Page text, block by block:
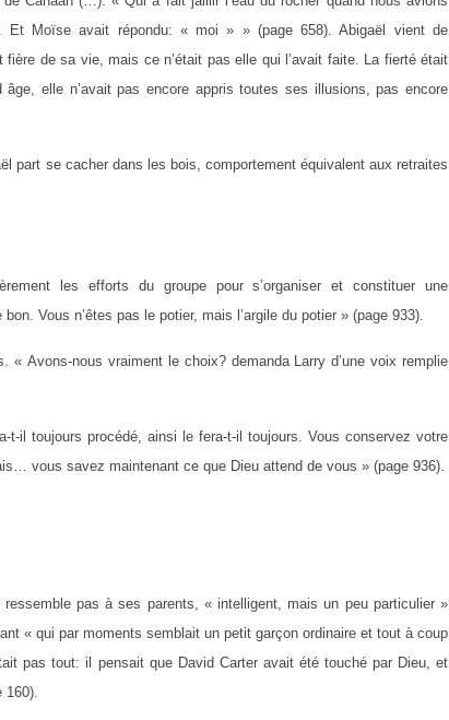
Et Moïse avait répondu: « moi » » (page 658). Abigaël vient de
de sa vie, mais ce n’était pas elle qui l’avait faite. La fierté était
elle n’avait pas encore appris toutes ses illusions, pas encore
part se cacher dans les bois, comportement équivalent aux retraites
les efforts du groupe pour s’organiser et constituer une
Vous n’êtes pas le potier, mais l’argile du potier » (page 933).
« Avons-nous vraiment le choix? demanda Larry d’une voix remplie
il toujours procédé, ainsi le fera-t-il toujours. Vous conservez votre
vous savez maintenant ce que Dieu attend de vous » (page 936).
pas à ses parents, « intelligent, mais un peu particulier »
« qui par moments semblait un petit garçon ordinaire et tout à coup
pas tout: il pensait que David Carter avait été touché par Dieu, et
160).